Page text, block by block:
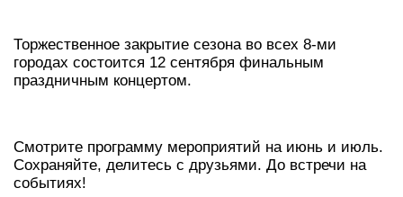
Торжественное закрытие сезона во всех 8-ми
городах состоится 12 сентября финальным
праздничным концертом.
Смотрите программу мероприятий на июнь и июль.
Сохраняйте, делитесь с друзьями. До встречи на
событиях!